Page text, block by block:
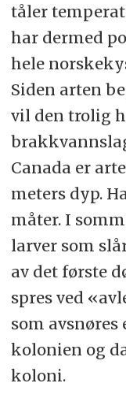
tåler
har dermed
hele
Siden arten
vil den trolig
Canada er
meters dyp.
måter. I
larver som
av det første
spres ved
som
kolonien og
koloni.